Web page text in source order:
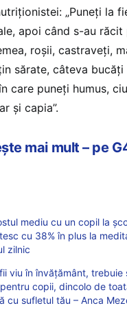
„Puneți la
apoi când s-au răcit
roșii, castraveți,
sărate, câteva
care puneți humus,
și capia”.
mai mult – pe
mediu cu un copil la
cu 38% în plus la
zilnic
viu în învățământ, trebuie
copii, dincolo de
cu sufletul tău – Anca